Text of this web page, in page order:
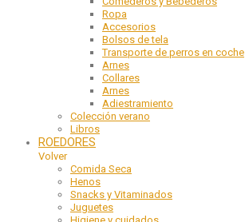
Ropa
Accesorios
Bolsos de tela
Transporte de perros en coche
Arnes
Collares
Arnes
Adiestramiento
Colección verano
Libros
ROEDORES
Volver
Comida Seca
Henos
Snacks y Vitaminados
Juguetes